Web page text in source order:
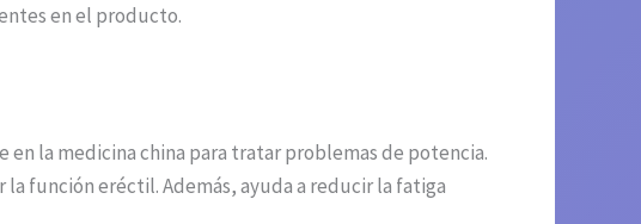
en el producto.
la medicina china para tratar problemas de potencia.
función eréctil. Además, ayuda a reducir la fatiga